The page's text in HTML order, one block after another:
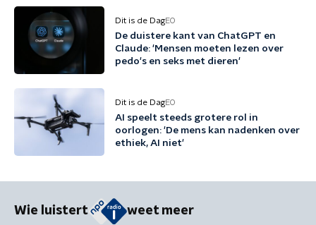
Dit is de DagEO
De duistere kant van ChatGPT en
Claude: 'Mensen moeten lezen over
pedo's en seks met dieren'
Dit is de DagEO
AI speelt steeds grotere rol in
oorlogen: 'De mens kan nadenken over
ethiek, AI niet'
Wie luistert weet meer